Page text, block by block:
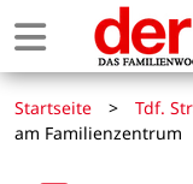
Startseite > Tdf.
am Familienzentrum